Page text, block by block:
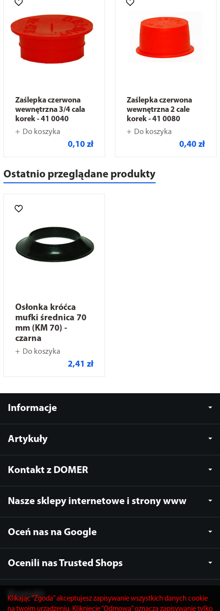
Zaślepka czerwona
wewnętrzna 3/4 cala
korek - 41 0040
Do koszyka
0,10 zł
Zaślepka czerwona
wewnętrzna 2 cale
korek - 41 0080
Do koszyka
0,40 zł
Ostatnio przeglądane produkty
Osłonka króćca
mufki średnica 70
mm (KM 70) -
czarna
Do koszyka
2,41 zł
Informacje
Artykuły
Kontakt z DOMER
Nasze sklepy internetowe i strony www
Oceń nas na Google
Ocenili nas Trusted Shops
Kontakt
Klikając “Zgoda” akceptujesz zapisywanie wszystkich danych cookie
na twoim urządzeniu. Kliknięcie “Odmowa” oznacza zapisywanie tylko